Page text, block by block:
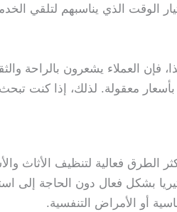
الوقت الذي يناسبهم لتلقي
فإن العملاء يشعرون بالراحة
معقولة. لذلك، إذا كنت
الطرق فعالية لتنظيف الأثاث
بشكل فعال دون الحاجة إلى
أو الأمراض التنفسية.